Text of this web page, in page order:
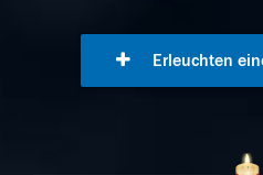
Erleuchten